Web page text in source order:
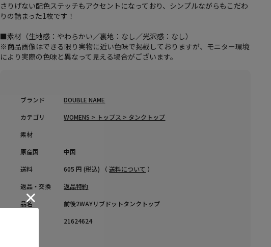
さりげない配色ステッチもアクセントになっており、シンプルながらもこだわ
りの詰まった1枚です！
■素材（生地感：やわらかい／裏地：なし／光沢感：なし）
※商品画像はできる限り実物に近い色味で掲載しておりますが、モニター環境
により実際の色味と異なって見える場合がございます。
ブランド
DOUBLE NAME
カテゴリ
WOMENS > トップス > タンクトップ
素材
原産国
中国
送料
605 円 (税込) （送料について ）
返品・交換
返品特約
品名
前後2WAYリブドットタンクトップ
21624624